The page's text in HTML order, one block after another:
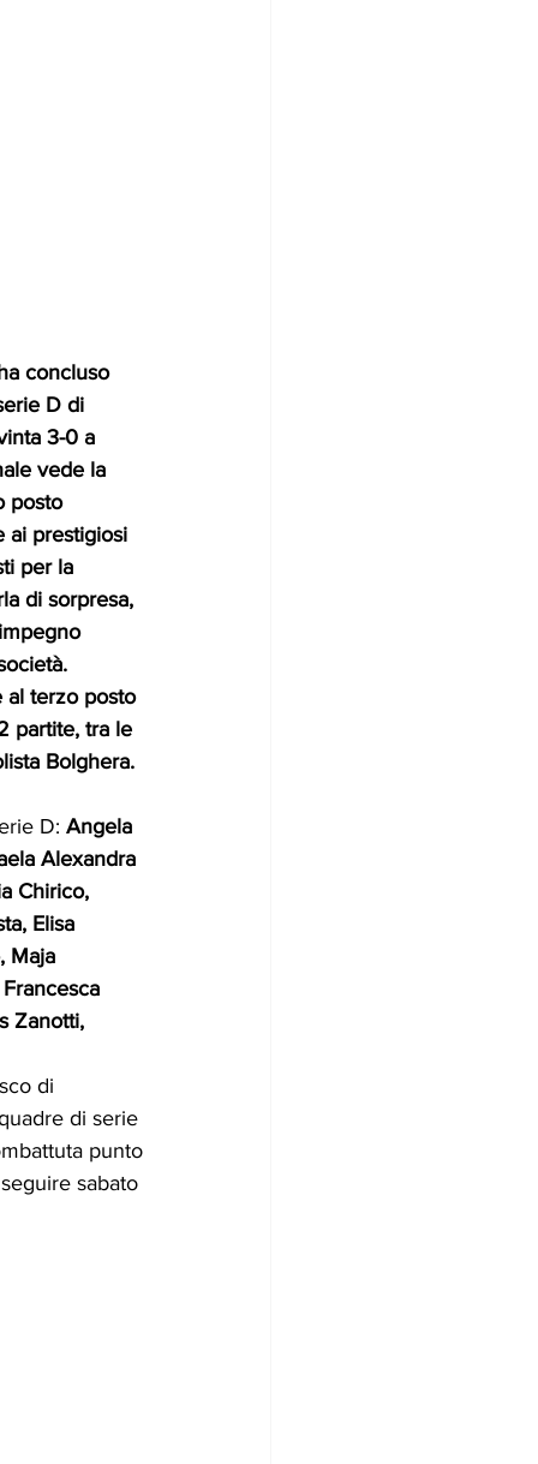
concluso
D di
3-0 a
vede la
posto
ai prestigiosi
per la
di sorpresa,
al terzo posto
partite, tra le
Bolghera.
D: Angela
Alexandra
Chirico,
Elisa
Maja
Zanotti,
di
di serie
punto
sabato